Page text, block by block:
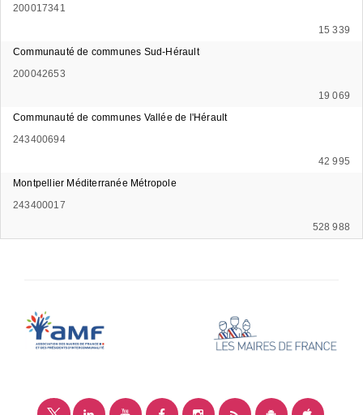
200017341
15 339
Communauté de communes Sud-Hérault
200042653
19 069
Communauté de communes Vallée de l'Hérault
243400694
42 995
Montpellier Méditerranée Métropole
243400017
528 988